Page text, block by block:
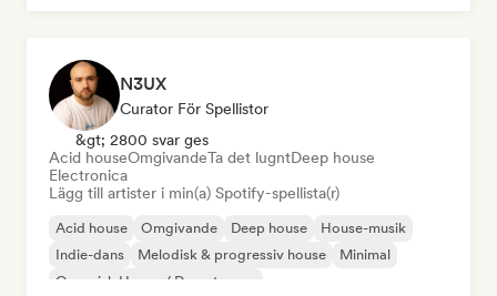
N3UX
Curator För Spellistor
&gt; 2800 svar ges
Acid houseOmgivandeTa det lugntDeep house
Electronica
Lägg till artister i min(a) Spotify-spellista(r)
Acid house Omgivande Deep house
House-musik
Indie-dans
Melodisk & progressiv house
Minimal
Organisk House / Downtempo